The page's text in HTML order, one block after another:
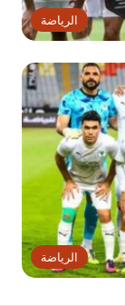
الرياضة
الرياضة